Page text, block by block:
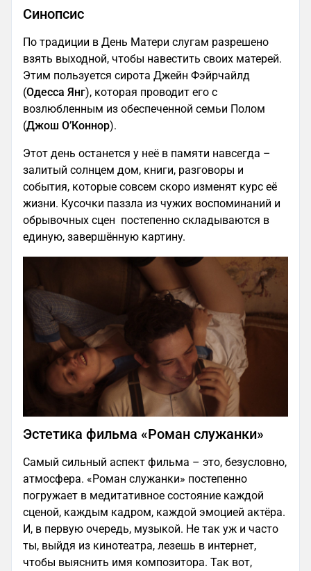
Синопсис
По традиции в День Матери слугам разрешено
взять выходной, чтобы навестить своих матерей.
Этим пользуется сирота Джейн Фэйрчайлд
(Одесса Янг), которая проводит его с
возлюбленным из обеспеченной семьи Полом
(Джош О’Коннор).
Этот день останется у неё в памяти навсегда –
залитый солнцем дом, книги, разговоры и
события, которые совсем скоро изменят курс её
жизни. Кусочки паззла из чужих воспоминаний и
обрывочных сцен постепенно складываются в
единую, завершённую картину.
Эстетика фильма «Роман служанки»
Самый сильный аспект фильма – это, безусловно,
атмосфера. «Роман служанки» постепенно
погружает в медитативное состояние каждой
сценой, каждым кадром, каждой эмоцией актёра.
И, в первую очередь, музыкой. Не так уж и часто
ты, выйдя из кинотеатра, лезешь в интернет,
чтобы выяснить имя композитора. Так вот,